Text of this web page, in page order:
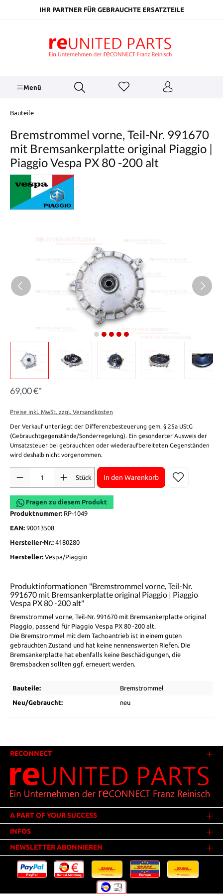
springenIHR PARTNER FÜR GEBRAUCHTE ERSATZTEILE
Menü
Bauteile
Bremstrommel vorne, Teil-Nr. 991670
mit Bremsankerplatte original Piaggio |
Piaggio Vespa PX 80 -200 alt
69,00 €*
Preise inkl. MwSt. zzgl. Versandkosten
Der Verkauf unterliegt der Differenzbesteuerung gem. § 25a UStG
(Gebrauchtgegenstände/Sonderregelung). Ein gesonderter Ausweis der
Umsatzsteuer bei gebrauchten oder wiederaufbereiteten Gegenständen
wird deshalb nicht vorgenommen.
Stück
In den Warenkorb
Fragen zu diesem Produkt
Produktnummer: RP-1049
EAN: 90013508
Hersteller-Nr.: 4180280
Hersteller: Vespa/Piaggio
Produktinformationen "Bremstrommel vorne, Teil-Nr.
991670 mit Bremsankerplatte original Piaggio | Piaggio
Vespa PX 80 -200 alt"
Bremstrommel vorne, Teil-Nr. 991670 mit Bremsankerplatte original
Piaggio, passend für Piaggio Vespa PX 80 -200 alt.
Die Bremstrommel mit dem Tachoantrieb ist in einem guten
gebrauchten Zustand und hat keine nennenswerten Riefen. Die
Bremsankerplatte hat ebenfalls keine Beschädigungen, die
Bremsbacken sollten ggf. erneuert werden.
Bauteile: Bremstrommel
Neu/Gebraucht: neu
RECONNECT
A PART OF YOUR SUCCESS
INFOS
NEWSLETTER ABONNIEREN